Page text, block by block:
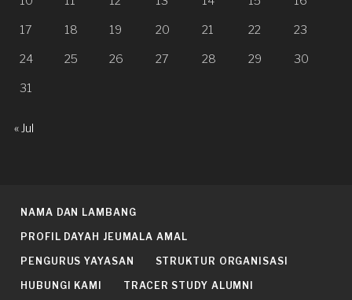
17 18 19 20 21 22 23
24 25 26 27 28 29 30
31
« Jul
NAMA DAN LAMBANG
PROFIL DAYAH JEUMALA AMAL
PENGURUS YAYASAN STRUKTUR ORGANISASI
HUBUNGI KAMI TRACER STUDY ALUMNI